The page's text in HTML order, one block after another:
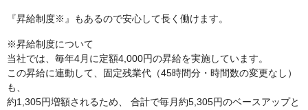
『昇給制度※』もあるので安心して長く働けます。
※昇給制度について
当社では、毎年4月に定額4,000円の昇給を実施しています。
この昇給に連動して、固定残業代（45時間分・時間数の変更なし）
も、
約1,305円増額されるため、 合計で毎月約5,305円のベースアップと